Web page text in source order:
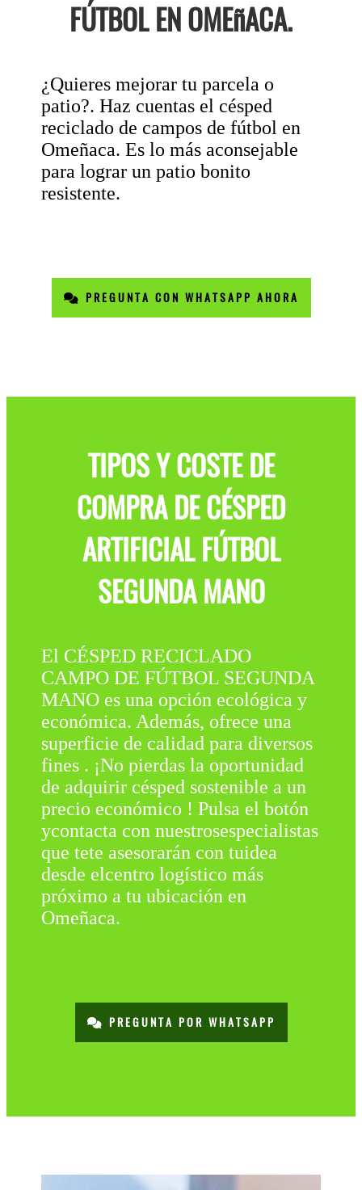
FÚTBOL EN OMEñACA.
¿Quieres mejorar tu parcela o
patio?. Haz cuentas el césped
reciclado de campos de fútbol en
Omeñaca. Es lo más aconsejable
para lograr un patio bonito
resistente.
PREGUNTA CON WHATSAPP AHORA
TIPOS Y COSTE DE
COMPRA DE CÉSPED
ARTIFICIAL FÚTBOL
SEGUNDA MANO
El CÉSPED RECICLADO
CAMPO DE FÚTBOL SEGUNDA
MANO es una opción ecológica y
económica. Además, ofrece una
superficie de calidad para diversos
fines . ¡No pierdas la oportunidad
de adquirir césped sostenible a un
precio económico ! Pulsa el botón
ycontacta con nuestrosespecialistas
que tete asesorarán con tuidea
desde elcentro logístico más
próximo a tu ubicación en
Omeñaca.
PREGUNTA POR WHATSAPP